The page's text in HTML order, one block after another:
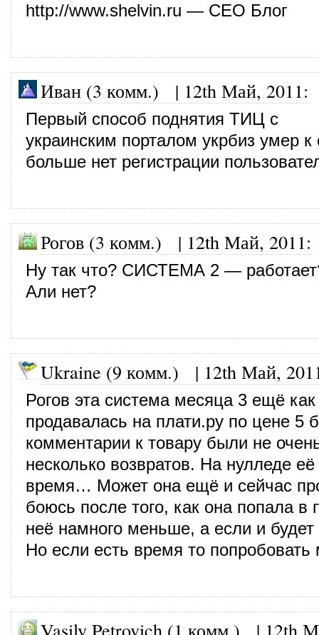
http://www.shelvin.ru — СЕО Блог
Иван (3 комм.) | 12th Май, 2011:
Первый способ поднятия ТИЦ с
украинским порталом укрбиз умер
больше нет регистрации
Рогов (3 комм.) | 12th Май, 2011:
Ну так что? СИСТЕМА 2 —
Али нет?
Ukraine (9 комм.) | 12th Май,
Рогов эта система месяца 3 ещё как
продавалась на плати.ру по цене 5
комментарии к товару были не
несколько возвратов. На нулледе
время… Может она ещё и сейчас
боюсь после того, как она попала в
неё намного меньше, а если и будет
Но если есть время то
Vasily Petrovich (1 комм.) | 12th